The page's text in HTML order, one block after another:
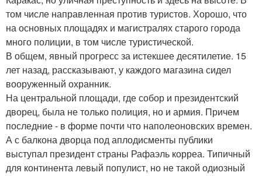
том числе направленная против туристов. Хорошо, что
на основных площадях и магистралях старого города
много полиции, в том числе туристической.
В общем, явный прогресс за истекшее десятилетие. 15
лет назад, рассказывают, у каждого магазина сидел
вооруженный охранник.
На центральной площади, где собор и президентский
дворец, была не только полиция, но и армия. Причем
последние - в форме почти что наполеоновских времен.
А с балкона дворца под аплодисменты публики
выступал президент страны Рафаэль корреа. Типичный
для континента левый популист, но не такой одиозный